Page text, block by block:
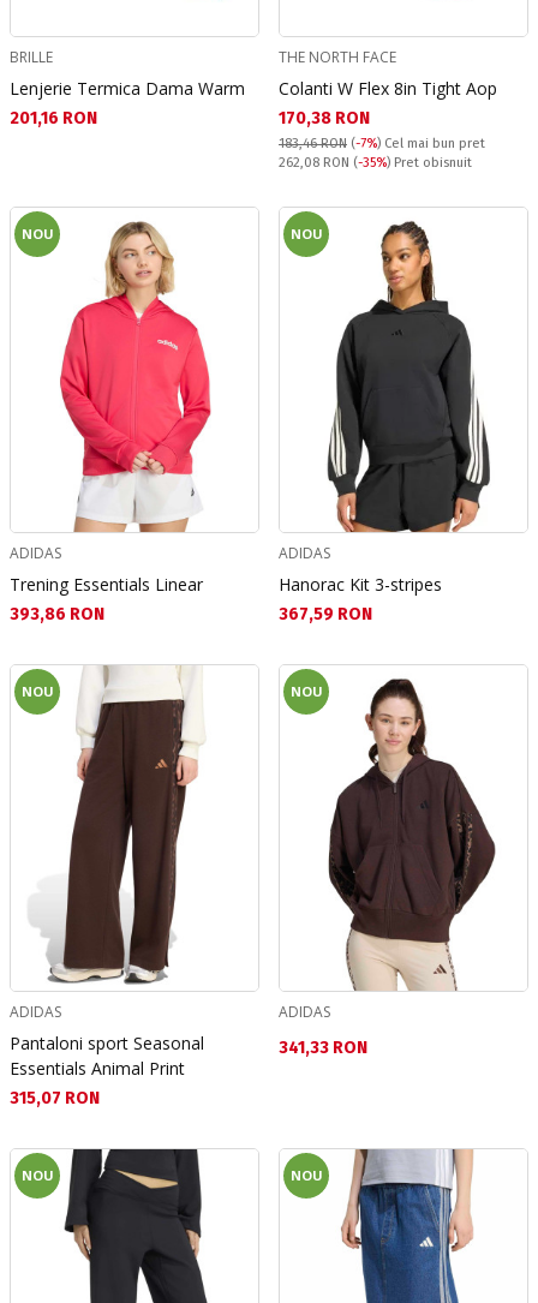
BRILLE
Lenjerie Termica Dama Warm
Текуща цена:
201,16 RON
THE NORTH FACE
Colanti W Flex 8in Tight Aop
Текуща цена:
170,38 RON
183,46 RON (-7%) Cel mai bun pret
Pret obisnuit:
262,08 RON (-35%) Pret obisnuit
NOU
ADIDAS
Trening Essentials Linear
Текуща цена:
393,86 RON
NOU
ADIDAS
Hanorac Kit 3-stripes
Текуща цена:
367,59 RON
NOU
ADIDAS
Pantaloni sport Seasonal
Essentials Animal Print
Текуща цена:
315,07 RON
NOU
ADIDAS
Текуща цена:
341,33 RON
NOU NOU